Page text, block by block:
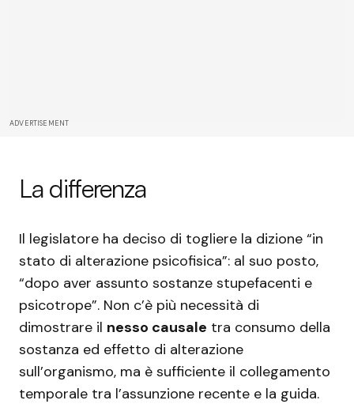
ADVERTISEMENT
La differenza
Il legislatore ha deciso di togliere la dizione “in
stato di alterazione psicofisica”: al suo posto,
“dopo aver assunto sostanze stupefacenti e
psicotrope”. Non c’è più necessità di
dimostrare il nesso causale tra consumo della
sostanza ed effetto di alterazione
sull’organismo, ma è sufficiente il collegamento
temporale tra l’assunzione recente e la guida.